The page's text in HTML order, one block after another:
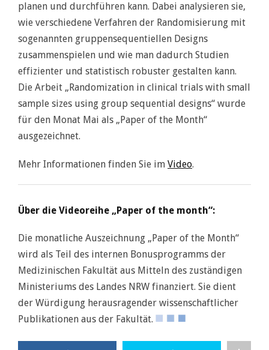
planen und durchführen kann. Dabei analysieren sie,
wie verschiedene Verfahren der Randomisierung mit
sogenannten gruppensequentiellen Designs
zusammenspielen und wie man dadurch Studien
effizienter und statistisch robuster gestalten kann.
Die Arbeit „Randomization in clinical trials with small
sample sizes using group sequential designs“ wurde
für den Monat Mai als „Paper of the Month“
ausgezeichnet.
Mehr Informationen finden Sie im Video.
Über die Videoreihe „Paper of the month“:
Die monatliche Auszeichnung „Paper of the Month“
wird als Teil des internen Bonusprogramms der
Medizinischen Fakultät aus Mitteln des zuständigen
Ministeriums des Landes NRW finanziert. Sie dient
der Würdigung herausragender wissenschaftlicher
Publikationen aus der Fakultät.